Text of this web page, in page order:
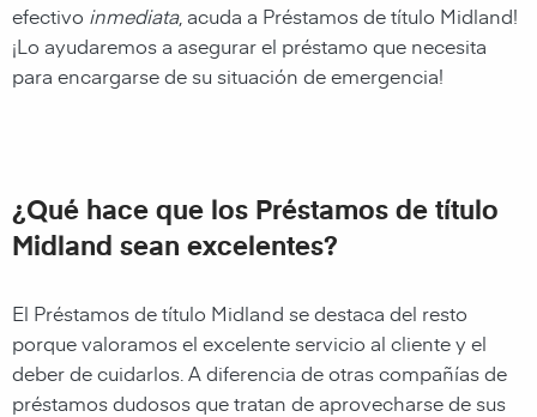
efectivo inmediata, acuda a Préstamos de título Midland!
¡Lo ayudaremos a asegurar el préstamo que necesita
para encargarse de su situación de emergencia!
¿Qué hace que los Préstamos de título
Midland sean excelentes?
El Préstamos de título Midland se destaca del resto
porque valoramos el excelente servicio al cliente y el
deber de cuidarlos. A diferencia de otras compañías de
préstamos dudosos que tratan de aprovecharse de sus